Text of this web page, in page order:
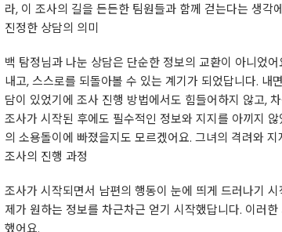
라, 이 조사의 길을 든든한 팀원들과 함께 걷는다는 생
진정한 상담의 의미
백 탐정님과 나눈 상담은 단순한 정보의 교환이 아니었
내고, 스스로를 되돌아볼 수 있는 계기가 되었답니다.
담이 있었기에 조사 진행 방법에서도 힘들어하지 않고,
조사가 시작된 후에도 필수적인 정보와 지지를 아끼지
의 소용돌이에 빠졌을지도 모르겠어요. 그녀의 격려와
조사의 진행 과정
조사가 시작되면서 남편의 행동이 눈에 띄게 드러나기
제가 원하는 정보를 차근차근 얻기 시작했답니다. 이러
했어요.